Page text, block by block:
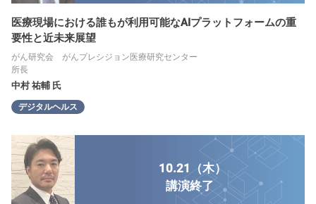
医療現場における誰もが利用可能なAIプラットフォームの重
要性と近未来展望
がん研究会 がんプレシジョン医療研究センター
所長
中村 祐輔 氏
デジタルヘルス
10.21（木）
講演終了